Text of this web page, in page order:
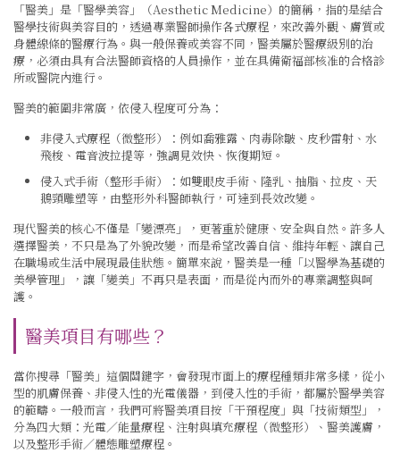
「醫美」是「醫學美容」（Aesthetic Medicine）的簡稱，指的是結合
醫學技術與美容目的，透過專業醫師操作各式療程，來改善外觀、膚質或
身體線條的醫療行為。與一般保養或美容不同，醫美屬於醫療級別的治
療，必須由具有合法醫師資格的人員操作，並在具備衛福部核准的合格診
所或醫院內進行。
醫美的範圍非常廣，依侵入程度可分為：
非侵入式療程（微整形）：例如喬雅露、肉毒除皺、皮秒雷射、水
飛梭、電音波拉提等，強調見效快、恢復期短。
侵入式手術（整形手術）：如雙眼皮手術、隆乳、抽脂、拉皮、天
鵝頸雕塑等，由整形外科醫師執行，可達到長效改變。
現代醫美的核心不僅是「變漂亮」，更著重於健康、安全與自然。許多人
選擇醫美，不只是為了外貌改變，而是希望改善自信、維持年輕、讓自己
在職場或生活中展現最佳狀態。簡單來說，醫美是一種「以醫學為基礎的
美學管理」，讓「變美」不再只是表面，而是從內而外的專業調整與呵
護。
醫美項目有哪些？
當你搜尋「醫美」這個關鍵字，會發現市面上的療程種類非常多樣，從小
型的肌膚保養、非侵入性的光電儀器，到侵入性的手術，都屬於醫學美容
的範疇。一般而言，我們可將醫美項目按「干預程度」與「技術類型」，
分為四大類：光電／能量療程、注射與填充療程（微整形）、醫美護膚，
以及整形手術／體態雕塑療程。